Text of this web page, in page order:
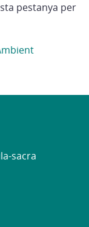
pestanya per
sacra